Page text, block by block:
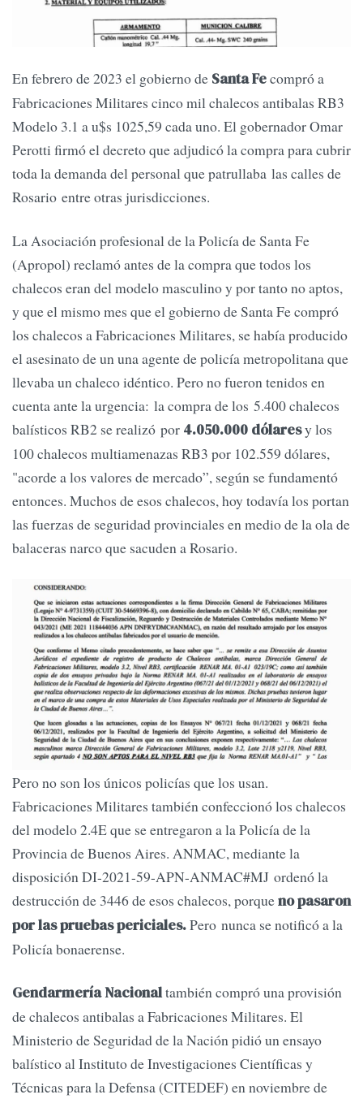
En febrero de 2023 el gobierno de Santa Fecompró a
Fabricaciones Militares cinco mil chalecos antibalas RB3
Modelo 3.1 a u$s 1025,59 cada uno. El gobernador Omar
Perotti firmó el decreto que adjudicó la compra para cubrir
toda la demanda del personal que patrullaba las calles de
Rosario entre otras jurisdicciones.
La Asociación profesional de la Policía de Santa Fe
(Apropol) reclamó antes de la compra que todos los
chalecos eran del modelo masculino y por tanto no aptos,
y que el mismo mes que el gobierno de Santa Fe compró
los chalecos a Fabricaciones Militares, se había producido
el asesinato de un una agente de policía metropolitana que
llevaba un chaleco idéntico. Pero no fueron tenidos en
cuenta ante la urgencia: la compra de los 5.400 chalecos
balísticos RB2 se realizó por 4.050.000 dólaresy los
100 chalecos multiamenazas RB3 por 102.559 dólares,
"acorde a los valores de mercado”, según se fundamentó
entonces. Muchos de esos chalecos, hoy todavía los portan
las fuerzas de seguridad provinciales en medio de la ola de
balaceras narco que sacuden a Rosario.
Pero no son los únicos policías que los usan.
Fabricaciones Militares también confeccionó los chalecos
del modelo 2.4E que se entregaron a la Policía de la
Provincia de Buenos Aires. ANMAC, mediante la
disposición DI-2021-59-APN-ANMAC#MJ ordenó la
destrucción de 3446 de esos chalecos, porqueno pasaron
por las pruebas periciales.Pero nunca se notificó a la
Policía bonaerense.
Gendarmería Nacionaltambién compró una provisión
de chalecos antibalas a Fabricaciones Militares. El
Ministerio de Seguridad de la Nación pidió un ensayo
balístico al Instituto de Investigaciones Científicas y
Técnicas para la Defensa (CITEDEF) en noviembre de